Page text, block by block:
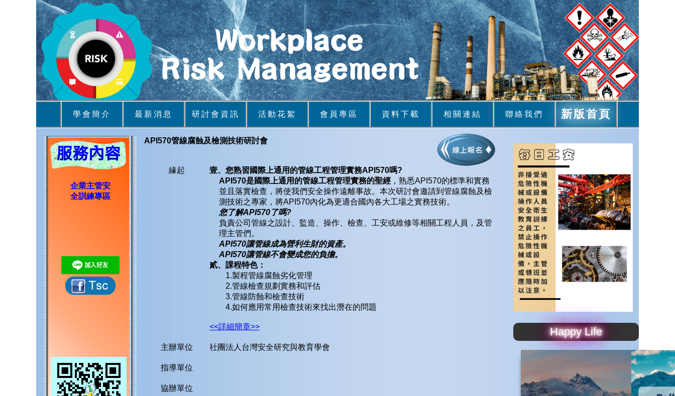
學會簡介 最新消息 研討會資訊 活動花絮 會員專區 資料下載 相關連結 聯絡我們 新版首頁
企業主管安
全訓練專區
API570管線腐蝕及檢測技術研討會
緣起 壹、您熟習國際上通用的管線工程管理實務API570嗎?
API570是國際上通用的管線工程管理實務的聖經，熟悉API570的標準和實務
並且落實檢查，將使我們安全操作遠離事故。本次研討會邀請到管線腐蝕及檢
測技術之專家，將API570內化為更適合國內各大工場之實務技術。
您了解API570了嗎?
負責公司管線之設計、監造、操作、檢查、工安或維修等相關工程人員，及管
理主管們。
API570讓管線成為營利生財的資產。
API570讓管線不會變成您的負擔。
貳、課程特色：
1.製程管線腐蝕劣化管理
2.管線檢查規劃實務和評估
3.管線防蝕和檢查技術
4.如何應用常用檢查技術來找出潛在的問題
<<詳細簡章>>
主辦單位 社團法人台灣安全研究與教育學會
指導單位
協辦單位
Happy Life